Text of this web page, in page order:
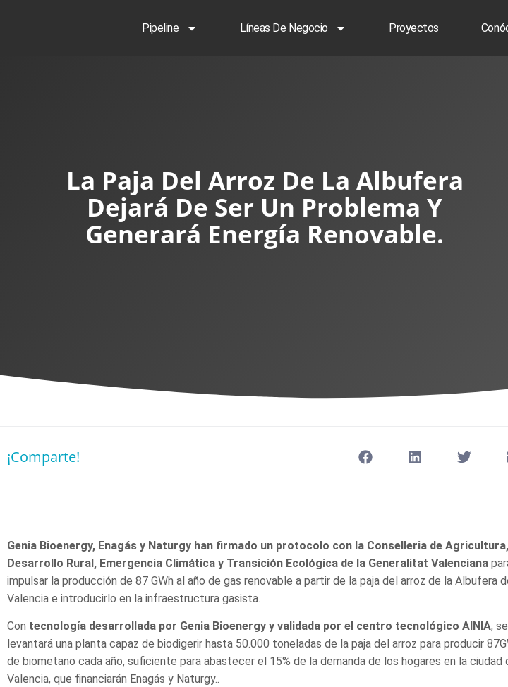
Pipeline Líneas De Negocio Proyectos
La Paja Del Arroz De La Albufera
Dejará De Ser Un Problema Y
Generará Energía Renovable.
¡Comparte!
Genia Bioenergy, Enagás y Naturgy han firmado un protocolo con la Conselleria de Agricultura,
Desarrollo Rural, Emergencia Climática y Transición Ecológica de la Generalitat Valenciana
impulsar la producción de 87 GWh al año de gas renovable a partir de la paja del arroz de la Albufera
Valencia e introducirlo en la infraestructura gasista.
Con tecnología desarrollada por Genia Bioenergy y validada por el centro tecnológico AINIA, se
levantará una planta capaz de biodigerir hasta 50.000 toneladas de la paja del arroz para producir
de biometano cada año, suficiente para abastecer el 15% de la demanda de los hogares en la ciudad
Valencia, que financiarán Enagás y Naturgy..